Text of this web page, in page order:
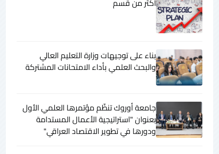
بناء على توجيهات وزارة التعليم العالي
والبحث العلمي بأداء الامتحانات المشتركة
جامعة أوروك تنظّم مؤتمرها العلمي الأول
بعنوان "استراتيجية الأعمال المستدامة
ودورها في تطوير الاقتصاد العراقي"